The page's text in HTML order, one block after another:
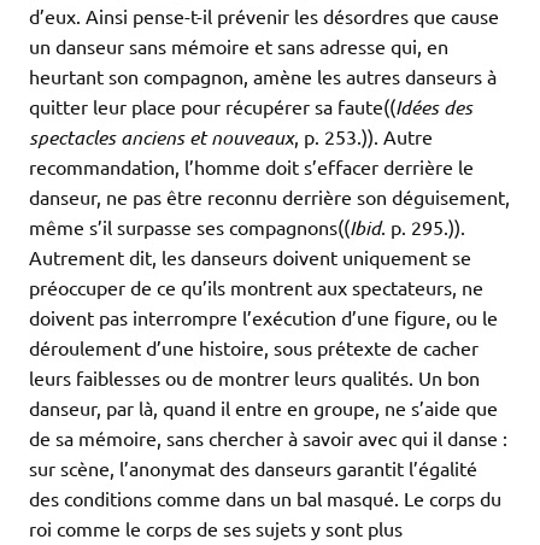
d’eux. Ainsi pense-t-il prévenir les désordres que cause
un danseur sans mémoire et sans adresse qui, en
heurtant son compagnon, amène les autres danseurs à
quitter leur place pour récupérer sa faute((Idées des
spectacles anciens et nouveaux, p. 253.)). Autre
recommandation, l’homme doit s’effacer derrière le
danseur, ne pas être reconnu derrière son déguisement,
même s’il surpasse ses compagnons((Ibid. p. 295.)).
Autrement dit, les danseurs doivent uniquement se
préoccuper de ce qu’ils montrent aux spectateurs, ne
doivent pas interrompre l’exécution d’une figure, ou le
déroulement d’une histoire, sous prétexte de cacher
leurs faiblesses ou de montrer leurs qualités. Un bon
danseur, par là, quand il entre en groupe, ne s’aide que
de sa mémoire, sans chercher à savoir avec qui il danse :
sur scène, l’anonymat des danseurs garantit l’égalité
des conditions comme dans un bal masqué. Le corps du
roi comme le corps de ses sujets y sont plus